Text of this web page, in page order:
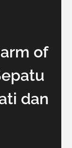
of
dan